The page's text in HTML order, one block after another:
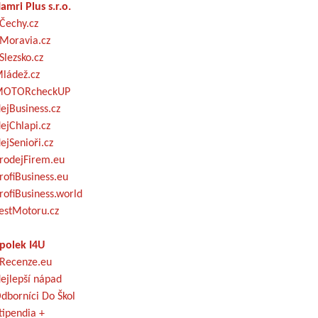
Plus s.r.o.
I4U
nápad
Do Škol
+